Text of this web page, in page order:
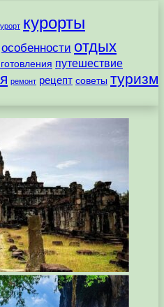
курорты
особенности отдых
путешествие
ремонт рецепт советы туризм